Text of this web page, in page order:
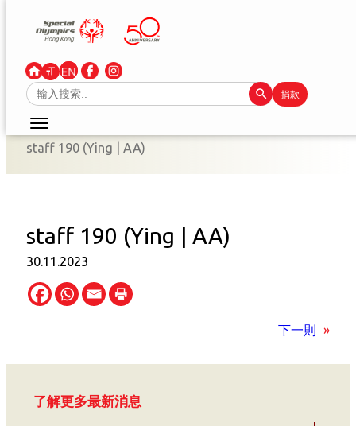
Search
for:
Search Button
捐款
staff 190 (Ying | AA)
staff 190 (Ying | AA)
30.11.2023
下一則 »
了解更多最新消息